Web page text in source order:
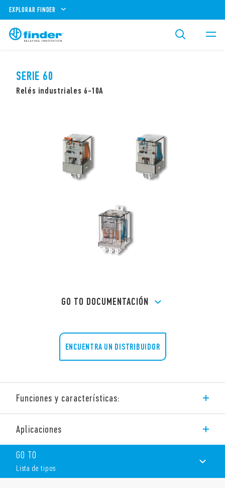
EXPLORAR FINDER
SERIE 60
Relés industriales 6-10A
GO TO DOCUMENTACIÓN
ENCUENTRA UN DISTRIBUIDOR
Funciones y características:
las siguientes características:
Bobina de DC o AC, incluye variantes con “bobina
amperimétrica”
Montaje con aletas / enchufados a la base
Enchufe octal o undecal
Aplicaciones
GO TO
Lista de tipos